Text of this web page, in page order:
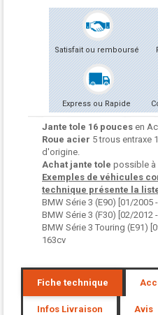
Satisfait ou remboursé
Express ou Rapide
Jante tole 16 pouces en
Roue acier 5 trous entraxe
d'origine.
Achat jante tole possible à
Exemples de véhicules
technique présente la
BMW Série 3 (E90) [01/2005
BMW Série 3 (F30) [02/2012
BMW Série 3 Touring (E91)
163cv
Fiche technique
Infos Livraison Avis